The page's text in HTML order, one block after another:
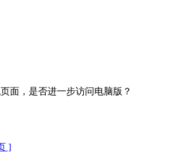
面，是否进一步访问电脑版？
]